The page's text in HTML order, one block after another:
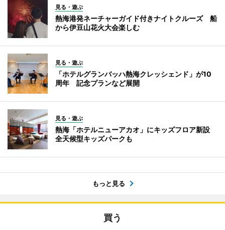
見る・遊ぶ
熱海港発ネーチャーガイド付きナイトクルーズ 船
から伊豆山花火大会楽しむ
見る・遊ぶ
「ホテルグランバッハ熱海クレッシェンド」が10
周年 記念プランなど展開
見る・遊ぶ
熱海「ホテルニューアカオ」にキッズフロア新設
全天候型キッズパークも
もっと見る
買う